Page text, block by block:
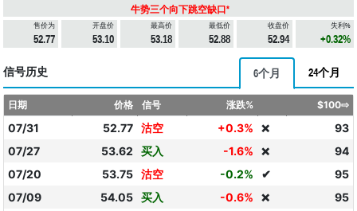
牛势三个向下跳空缺口*
售价为
52.77
开盘价
53.10
最高价
53.18
最低价
52.88
收盘价
52.94
失利%
+0.32%
信号历史 6个月 24个月
日期 价格 信号 涨跌% $100⇨
07/31 52.77 沽空 +0.3% ❌
93
07/27
53.62 买入 -1.6% ❌
94
07/20
53.75 沽空 -0.2% ✔
95
07/09
54.05 买入 -0.6% ❌
95